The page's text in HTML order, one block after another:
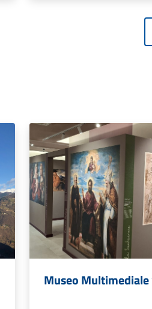
Museo Multimediale